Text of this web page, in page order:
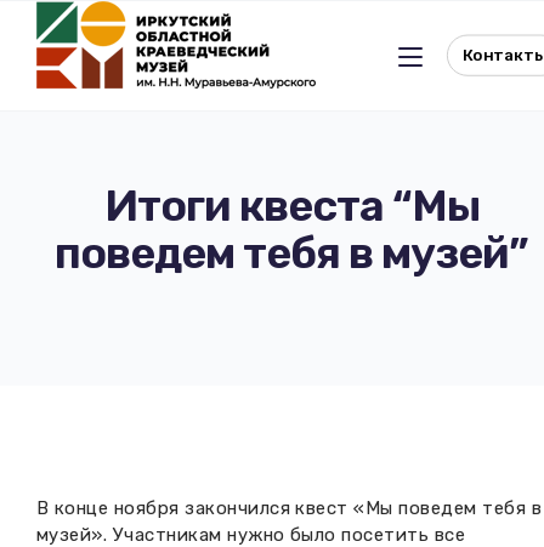
Льготное посещение музея
Виртуальный музей
Окно в Азию
Документы
Итоги квеста “Мы
поведем тебя в музей”
В конце ноября закончился квест «Мы поведем тебя в
музей». Участникам нужно было посетить все